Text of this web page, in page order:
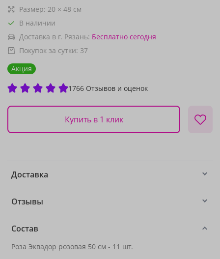
Размер: 20 × 48 см
В наличии
Доставка в г. Рязань: Бесплатно сегодня
Покупок за сутки: 37
Акция
1766 Отзывов и оценок
Купить в 1 клик
Доставка
Отзывы
Состав
Роза Эквадор розовая 50 см - 11 шт.